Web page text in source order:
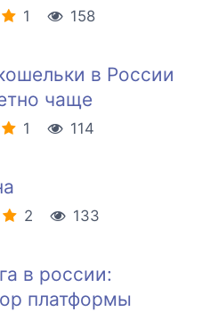
1
158
в России
чаще
1
114
2
133
в россии:
платформы